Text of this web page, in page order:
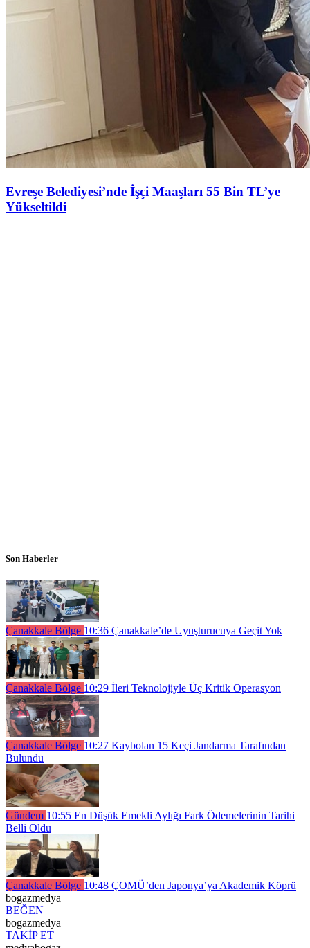
Evreşe Belediyesi’nde İşçi Maaşları 55 Bin TL’ye
Yükseltildi
Son Haberler
Çanakkale Bölge 10:36 Çanakkale’de Uyuşturucuya Geçit Yok
Çanakkale Bölge 10:29 İleri Teknolojiyle Üç Kritik Operasyon
Çanakkale Bölge 10:27 Kaybolan 15 Keçi Jandarma Tarafından
Bulundu
Gündem 10:55 En Düşük Emekli Aylığı Fark Ödemelerinin Tarihi
Belli Oldu
Çanakkale Bölge 10:48 ÇOMÜ’den Japonya’ya Akademik Köprü
bogazmedya
BEĞEN
bogazmedya
TAKİP ET